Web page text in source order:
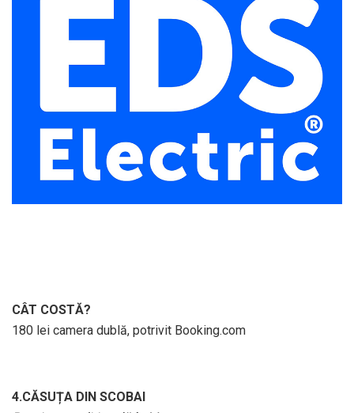
CÂT COSTĂ?
180 lei camera dublă, potrivit Booking.com
4.CĂSUȚA DIN SCOBAI